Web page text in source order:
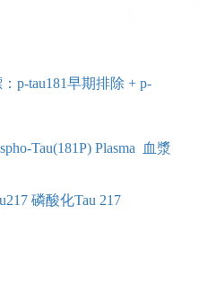
p-tau181早期排除 + p-
Tau(181P) Plasma 血漿
磷酸化Tau 217